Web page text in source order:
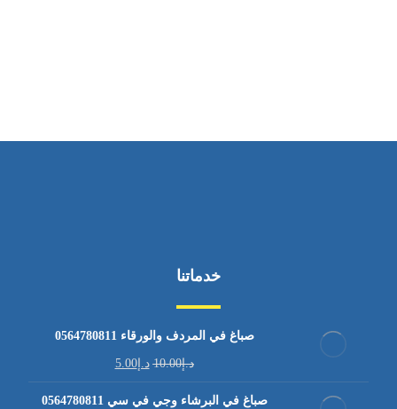
خدماتنا
صباغ في المردف والورقاء 0564780811
د.إ10.00 د.إ5.00
صباغ في البرشاء وجي في سي 0564780811